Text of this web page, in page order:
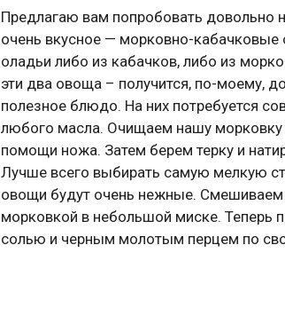
Предлагаю вам попробовать довольно
очень вкусное — морковно-
оладьи либо из кабачков, либо из
эти два овоща – получится, по-моему,
полезное блюдо. На них потребуется
любого масла. Очищаем нашу
помощи ножа. Затем берем терку и
Лучше всего выбирать самую мелкую
овощи будут очень нежные. Смешиваем
морковкой в небольшой миске. Теперь
солью и черным молотым перцем по